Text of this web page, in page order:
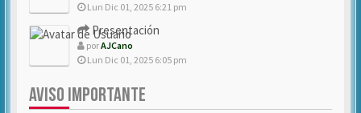
Lun Dic 01, 2025 6:21 pm
Presentación
porAJCano
Lun Dic 01, 2025 6:05 pm
AVISO IMPORTANTE